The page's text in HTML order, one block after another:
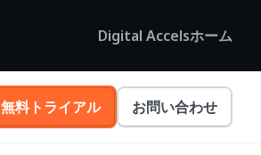
Digital Accelsホーム
無料トライアル お問い合わせ